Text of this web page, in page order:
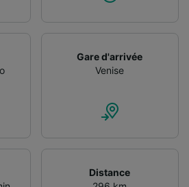
Gare d'arrivée
Venise
Distance
activement les
l’appareil pour
et/ou accéder à des
appareil. Publicités et
mesure de
et développement de
(fournisseurs)